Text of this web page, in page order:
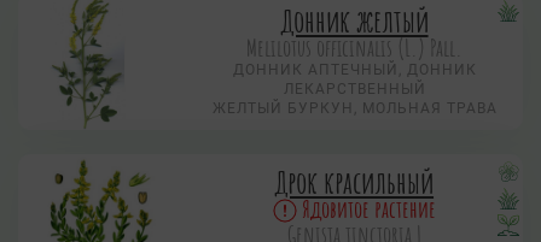
Донник желтый
Melilotus officinalis (L.) Pall.
ДОННИК АПТЕЧНЫЙ, ДОННИК
ЛЕКАРСТВЕННЫЙ
ЖЕЛТЫЙ БУРКУН, МОЛЬНАЯ ТРАВА
Дрок красильный
Ядовитое растение
Genista tinctoria L